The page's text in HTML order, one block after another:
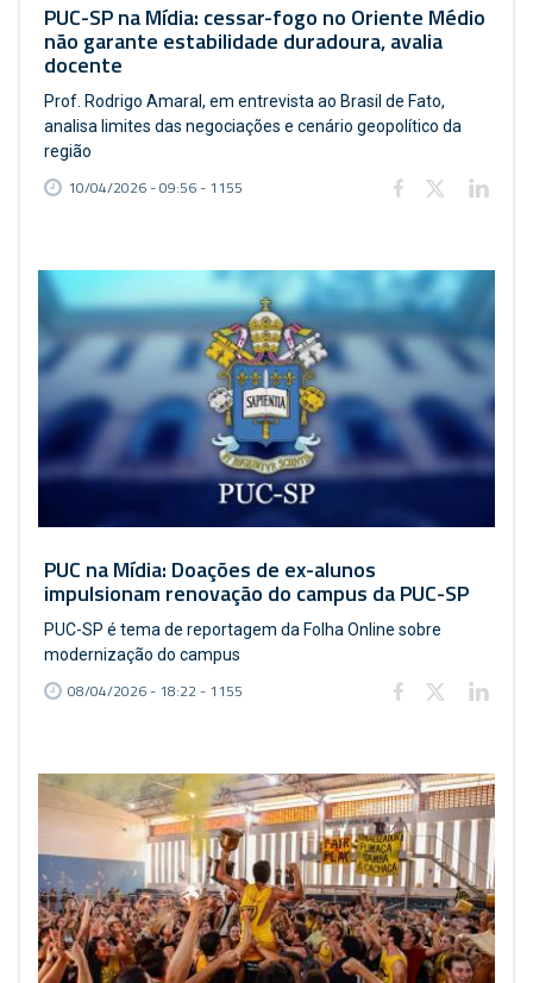
PUC-SP na Mídia: cessar-fogo no Oriente Médio
não garante estabilidade duradoura, avalia
docente
Prof. Rodrigo Amaral, em entrevista ao Brasil de Fato,
analisa limites das negociações e cenário geopolítico da
região
10/04/2026 - 09:56 - 1155
PUC na Mídia: Doações de ex-alunos
impulsionam renovação do campus da PUC-SP
PUC-SP é tema de reportagem da Folha Online sobre
modernização do campus
08/04/2026 - 18:22 - 1155